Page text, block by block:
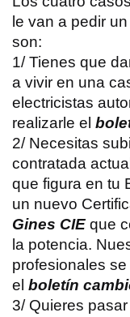
le van a pedir un
son:
1/ Tienes que
a vivir en una
electricistas
realizarle el
2/ Necesitas
contratada
que figura en tu
un nuevo
Gines CIE que
la potencia.
profesionales
el boletín
3/ Quieres